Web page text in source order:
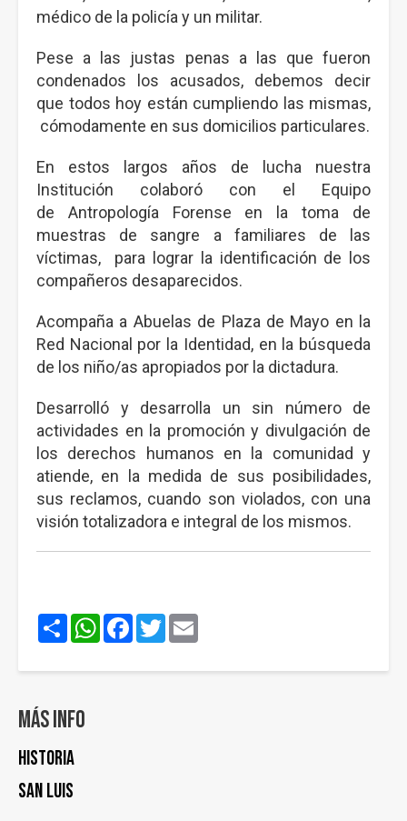
médico de la policía y un militar.
Pese a las justas penas a las que fueron
condenados los acusados, debemos decir
que todos hoy están cumpliendo las mismas,
cómodamente en sus domicilios particulares.
En estos largos años de lucha nuestra
Institución colaboró con el Equipo
de Antropología Forense en la toma de
muestras de sangre a familiares de las
víctimas, para lograr la identificación de los
compañeros desaparecidos.
Acompaña a Abuelas de Plaza de Mayo en la
Red Nacional por la Identidad, en la búsqueda
de los niño/as apropiados por la dictadura.
Desarrolló y desarrolla un sin número de
actividades en la promoción y divulgación de
los derechos humanos en la comunidad y
atiende, en la medida de sus posibilidades,
sus reclamos, cuando son violados, con una
visión totalizadora e integral de los mismos.
ShareWhatsApp
Facebook
Twitter
Más info
Historia
San Luis